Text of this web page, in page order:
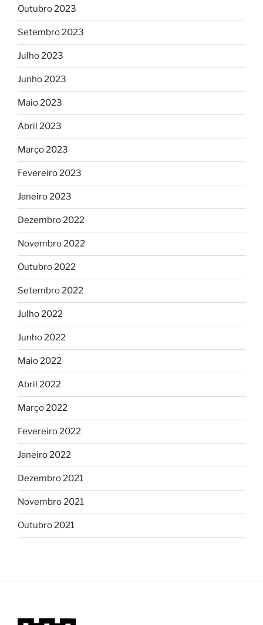
Outubro 2023
Setembro 2023
Julho 2023
Junho 2023
Maio 2023
Abril 2023
Março 2023
Fevereiro 2023
Janeiro 2023
Dezembro 2022
Novembro 2022
Outubro 2022
Setembro 2022
Julho 2022
Junho 2022
Maio 2022
Abril 2022
Março 2022
Fevereiro 2022
Janeiro 2022
Dezembro 2021
Novembro 2021
Outubro 2021